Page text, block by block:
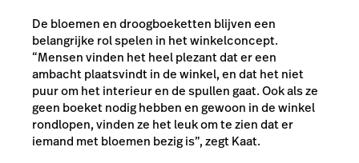
De bloemen en droogboeketten blijven een
belangrijke rol spelen in het winkelconcept.
“Mensen vinden het heel plezant dat er een
ambacht plaatsvindt in de winkel, en dat het niet
puur om het interieur en de spullen gaat. Ook als ze
geen boeket nodig hebben en gewoon in de winkel
rondlopen, vinden ze het leuk om te zien dat er
iemand met bloemen bezig is”, zegt Kaat.